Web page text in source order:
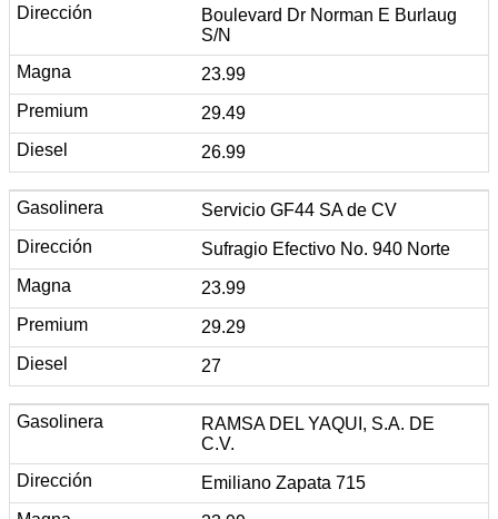
Boulevard Dr Norman E Burlaug
S/N
23.99
29.49
26.99
Servicio GF44 SA de CV
Sufragio Efectivo No. 940 Norte
23.99
29.29
27
RAMSA DEL YAQUI, S.A. DE
C.V.
Emiliano Zapata 715